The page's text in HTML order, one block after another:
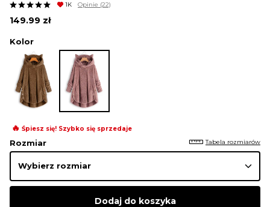
SPODNIE
KOMBINEZONY
MARYNARKI
1K Opinie (22)
149.99 zł
Kolor
🔥 Śpiesz się! Szybko się sprzedaje
Rozmiar Tabela rozmiarów
Dodaj do koszyka